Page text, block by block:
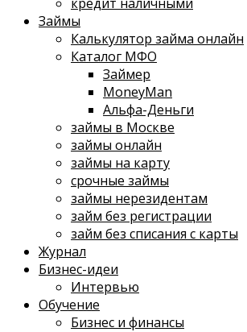
Займы
Калькулятор займа онлайн
Каталог МФО
Займер
MoneyMan
Альфа-Деньги
займы в Москве
займы онлайн
займы на карту
срочные займы
займы нерезидентам
займ без регистрации
займ без списания с карты
Журнал
Бизнес-идеи
Интервью
Обучение
Бизнес и финансы